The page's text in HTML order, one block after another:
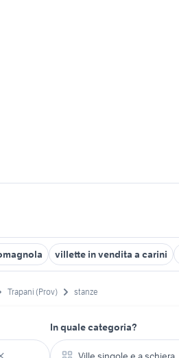
villette in vendita a carini
Trapani (Prov) stanze
In quale categoria?